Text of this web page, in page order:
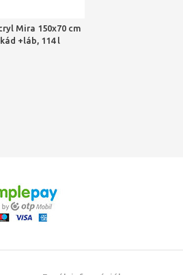
Mira 150x70 cm
kád +láb, 114 l